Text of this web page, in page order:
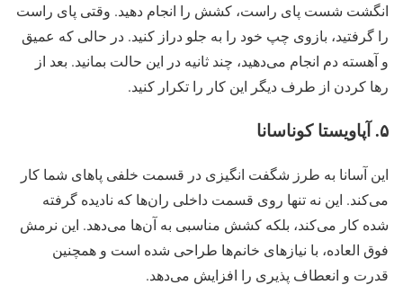
انگشت شست پای راست، کشش را انجام دهید. وقتی پای راست
را گرفتید، بازوی چپ خود را به جلو دراز کنید. در حالی که عمیق
و آهسته دم انجام می‌دهید، چند ثانیه در این حالت بمانید. بعد از
رها کردن از طرف دیگر این کار را تکرار کنید.
۵. آپاویستا کوناسانا
این آسانا به طرز شگفت انگیزی در قسمت خلفی پاهای شما کار
می‌کند. این نه تنها روی قسمت داخلی ران‌ها که نادیده گرفته
شده کار می‌کند، بلکه کشش مناسبی به آن‌ها می‌دهد. این نرمش
فوق العاده، با نیازهای خانم‌ها طراحی شده است و همچنین
قدرت و انعطاف پذیری را افزایش می‌دهد.